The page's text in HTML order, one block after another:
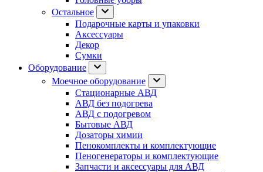
Остальное
Подарочные карты и упаковки
Аксессуары
Декор
Сумки
Оборудование
Моечное оборудование
Стационарные АВД
АВД без подогрева
АВД с подогревом
Бытовые АВД
Дозаторы химии
Пенокомплекты и комплектующие
Пеногенераторы и комплектующие
Запчасти и аксессуары для АВД